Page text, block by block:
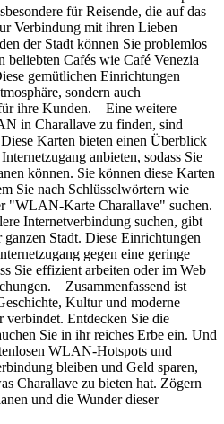
für Reisende, die auf das
Verbindung mit ihren Lieben
der Stadt können Sie problemlos
Cafés wie Café Venezia
gemütlichen Einrichtungen
sondern auch
ihre Kunden. Eine weitere
in Charallave zu finden, sind
Karten bieten einen Überblick
anbieten, sodass Sie
können. Sie können diese Karten
Sie nach Schlüsselwörtern wie
"WLAN-Karte Charallave" suchen.
Internetverbindung suchen, gibt
ganzen Stadt. Diese Einrichtungen
gegen eine geringe
Sie effizient arbeiten oder im Web
Zusammenfassend ist
Kultur und moderne
Entdecken Sie die
Sie in ihr reiches Erbe ein. Und
WLAN-Hotspots und
bleiben und Geld sparen,
Charallave zu bieten hat. Zögern
und die Wunder dieser